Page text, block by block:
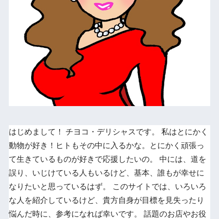
はじめまして！ チヨコ・デリシャスです。 私はとにかく
動物が好き！ヒトもその中に入るかな。とにかく頑張っ
て生きているものが好きで応援したいの。 中には、道を
誤り、いじけている人もいるけど、基本、誰もが幸せに
なりたいと思っているはず。 このサイトでは、いろいろ
な人を紹介しているけど、貴方自身が目標を見失ったり
悩んだ時に、参考になれば幸いです。 話題のお店やお役